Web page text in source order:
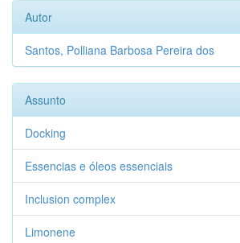
Autor
Santos, Polliana Barbosa Pereira dos
Assunto
Docking
Essencias e óleos essenciais
Inclusion complex
Limonene